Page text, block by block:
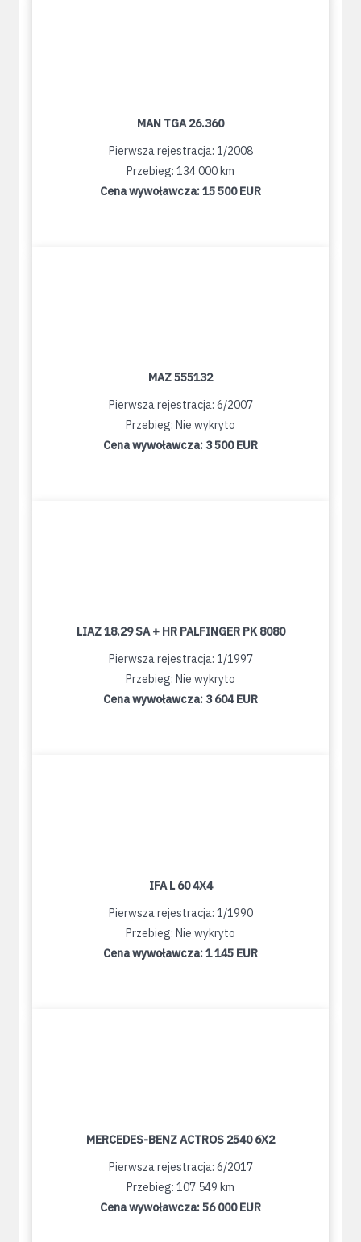
MAN TGA 26.360
Pierwsza rejestracja: 1/2008
Przebieg: 134 000 km
Cena wywoławcza:15 500 EUR
MAZ 555132
Pierwsza rejestracja: 6/2007
Przebieg: Nie wykryto
Cena wywoławcza: 3 500 EUR
LIAZ 18.29 SA + HR PALFINGER PK 8080
Pierwsza rejestracja: 1/1997
Przebieg: Nie wykryto
Cena wywoławcza: 3 604 EUR
IFA L 60 4X4
Pierwsza rejestracja: 1/1990
Przebieg: Nie wykryto
Cena wywoławcza:1 145 EUR
MERCEDES-BENZ ACTROS 2540 6X2
Pierwsza rejestracja: 6/2017
Przebieg: 107 549 km
Cena wywoławcza:56 000 EUR